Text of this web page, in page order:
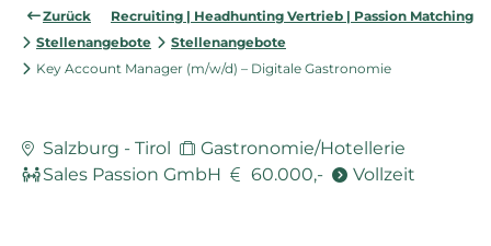
Zurück
Recruiting | Headhunting Vertrieb | Passion Matching
Stellenangebote
Stellenangebote
Key Account Manager (m/w/d) – Digitale Gastronomie
Salzburg - Tirol
Gastronomie/Hotellerie
Sales Passion GmbH
60.000,- Vollzeit